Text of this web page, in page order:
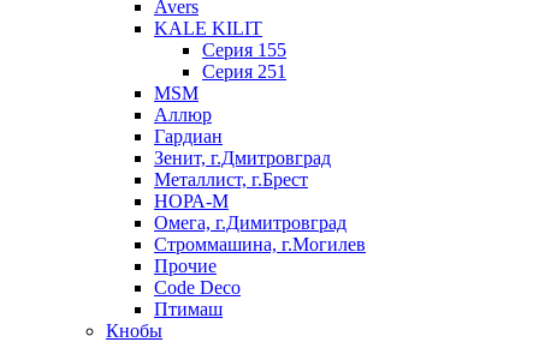
Avers
KALE KILIT
Серия 155
Серия 251
MSM
Аллюр
Гардиан
Зенит, г.Дмитровград
Металлист, г.Брест
НОРА-М
Омега, г.Димитровград
Строммашина, г.Могилев
Прочие
Code Deco
Птимаш
Кнобы